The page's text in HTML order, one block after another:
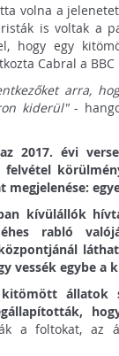
volna a
is voltak a
hogy egy
Cabral a BBC
arra,
kiderül"-
2017. évi
felvétel
kívülállók
rabló
vessék egybe
állatok
a foltokat,